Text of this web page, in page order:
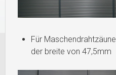
Für
der breite von 47,5mm